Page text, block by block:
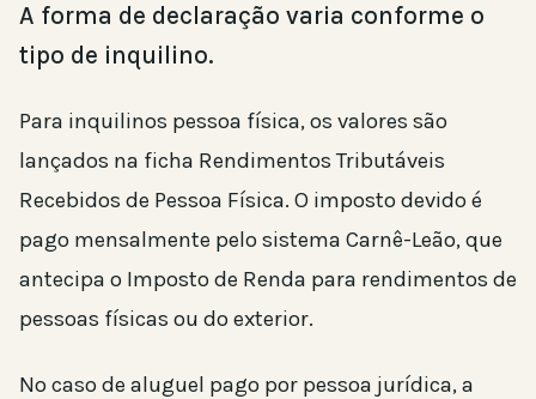
A forma de declaração varia conforme o
tipo de inquilino.
Para inquilinos pessoa física, os valores são
lançados na ficha Rendimentos Tributáveis
Recebidos de Pessoa Física. O imposto devido é
pago mensalmente pelo sistema Carnê-Leão, que
antecipa o Imposto de Renda para rendimentos de
pessoas físicas ou do exterior.
No caso de aluguel pago por pessoa jurídica, a